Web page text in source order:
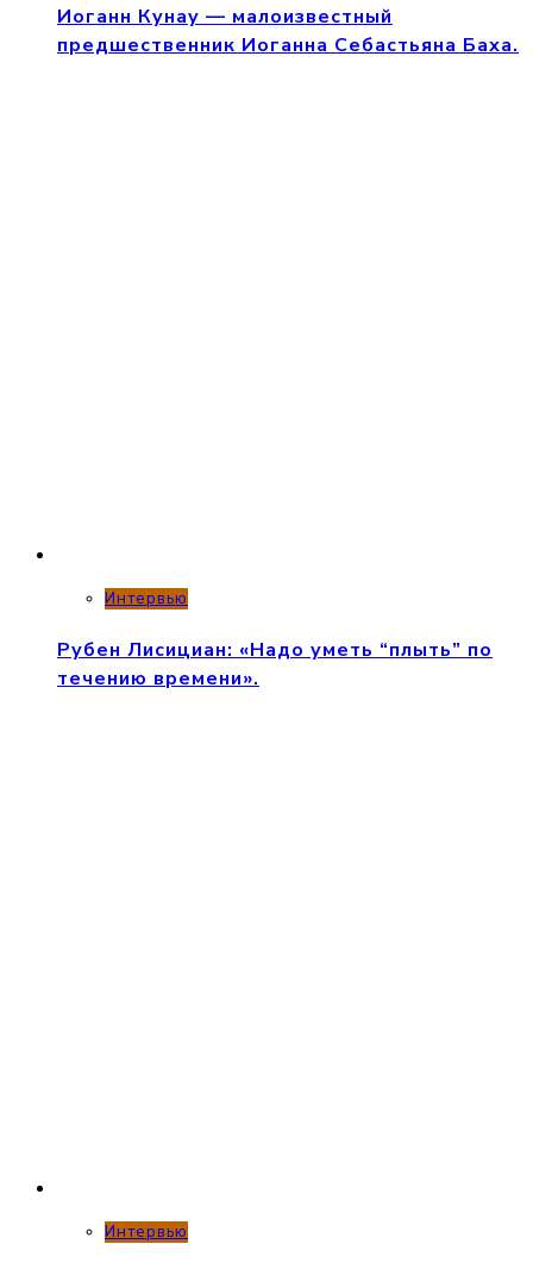
Иоганн Кунау — малоизвестный
предшественник Иоганна Себастьяна Баха.
Интервью
Рубен Лисициан: «Надо уметь “плыть” по
течению времени».
Интервью